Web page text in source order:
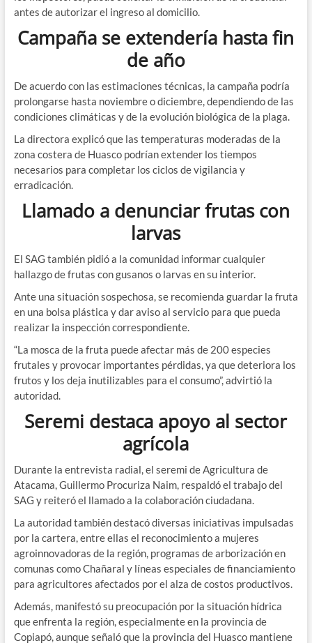
antes de autorizar el ingreso al domicilio.
Campaña se extendería hasta fin
de año
De acuerdo con las estimaciones técnicas, la campaña podría
prolongarse hasta noviembre o diciembre, dependiendo de las
condiciones climáticas y de la evolución biológica de la plaga.
La directora explicó que las temperaturas moderadas de la
zona costera de Huasco podrían extender los tiempos
necesarios para completar los ciclos de vigilancia y
erradicación.
Llamado a denunciar frutas con
larvas
El SAG también pidió a la comunidad informar cualquier
hallazgo de frutas con gusanos o larvas en su interior.
Ante una situación sospechosa, se recomienda guardar la fruta
en una bolsa plástica y dar aviso al servicio para que pueda
realizar la inspección correspondiente.
“La mosca de la fruta puede afectar más de 200 especies
frutales y provocar importantes pérdidas, ya que deteriora los
frutos y los deja inutilizables para el consumo”, advirtió la
autoridad.
Seremi destaca apoyo al sector
agrícola
Durante la entrevista radial, el seremi de Agricultura de
Atacama, Guillermo Procuriza Naim, respaldó el trabajo del
SAG y reiteró el llamado a la colaboración ciudadana.
La autoridad también destacó diversas iniciativas impulsadas
por la cartera, entre ellas el reconocimiento a mujeres
agroinnovadoras de la región, programas de arborización en
comunas como Chañaral y líneas especiales de financiamiento
para agricultores afectados por el alza de costos productivos.
Además, manifestó su preocupación por la situación hídrica
que enfrenta la región, especialmente en la provincia de
Copiapó, aunque señaló que la provincia del Huasco mantiene